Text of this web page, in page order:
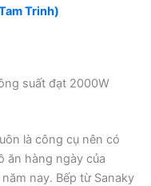
Trinh)
suất đạt 2000W
là công cụ nên có
ăn hàng ngày của
nay. Bếp từ Sanaky